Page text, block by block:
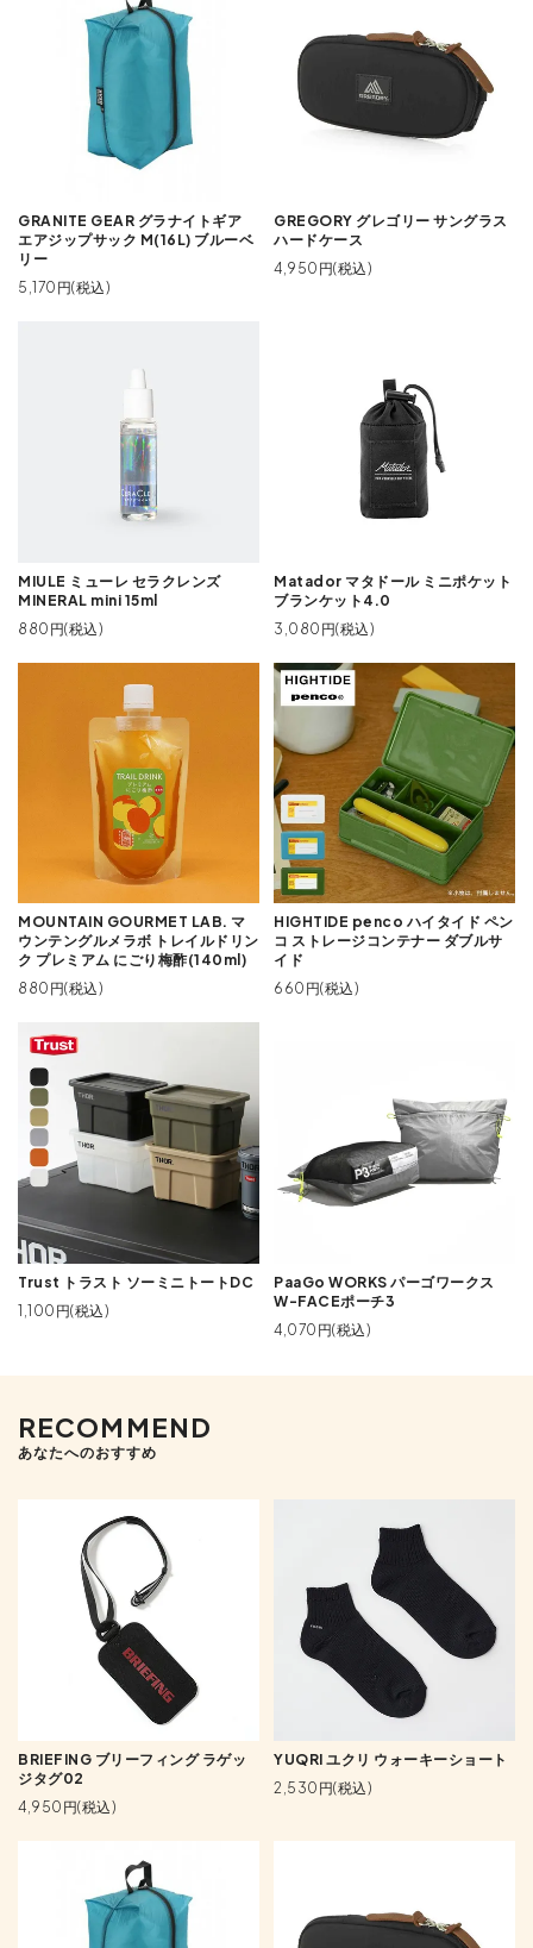
GRANITE GEAR グラナイトギア
エアジップサック M(16L) ブルーベ
リー
5,170円(税込)
GREGORY グレゴリー サングラス
ハードケース
4,950円(税込)
MIULE ミューレ セラクレンズ
MINERAL mini 15ml
880円(税込)
Matador マタドール ミニポケット
ブランケット4.0
3,080円(税込)
MOUNTAIN GOURMET LAB. マ
ウンテングルメラボ トレイルドリン
ク プレミアム にごり梅酢(140ml)
880円(税込)
HIGHTIDE penco ハイタイド ペン
コ ストレージコンテナー ダブルサ
イド
660円(税込)
Trust トラスト ソーミニトートDC
1,100円(税込)
PaaGo WORKS パーゴワークス
W-FACEポーチ3
4,070円(税込)
RECOMMEND
あなたへのおすすめ
BRIEFING ブリーフィング ラゲッ
ジタグ02
4,950円(税込)
YUQRI ユクリ ウォーキーショート
2,530円(税込)